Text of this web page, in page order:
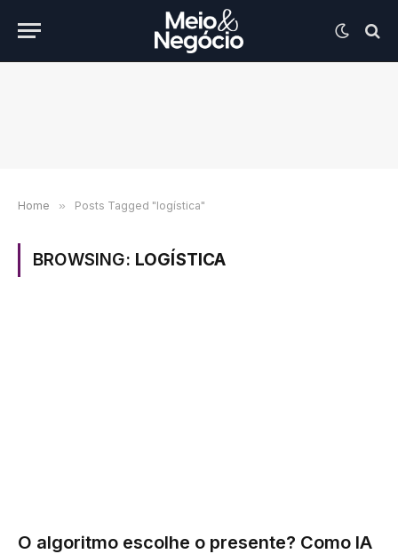
Home » Posts Tagged "logística"
BROWSING: LOGÍSTICA
O algoritmo escolhe o presente? Como IA